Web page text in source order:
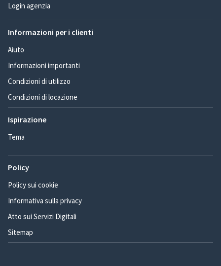
Login agenzia
Informazioni per i clienti
Aiuto
Informazioni importanti
Condizioni di utilizzo
Condizioni di locazione
Ispirazione
Tema
Policy
Policy sui cookie
Informativa sulla privacy
Atto sui Servizi Digitali
Sitemap